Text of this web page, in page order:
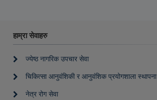
हाम्रा सेवाहरु
ज्येष्ठ नागरिक उपचार सेवा
चिकित्सा आनुवंशिकी र आनुवंशिक प्रयोगशाला स्थापना
नेत्र रोग सेवा